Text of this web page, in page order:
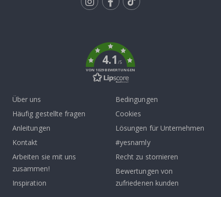
4.1/5
VON 1029 BEWERTUNGEN
Über uns
Häufig gestellte fragen
Anleitungen
Kontakt
Arbeiten sie mit uns
zusammen!
Inspiration
Bedingungen
Cookies
Lösungen für Unternehmen
#yesnamly
Recht zu stornieren
Bewertungen von
zufriedenen kunden